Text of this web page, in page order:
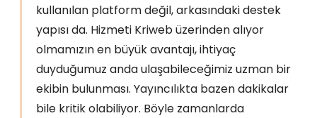
kullanılan platform değil, arkasındaki destek
yapısı da. Hizmeti Kriweb üzerinden alıyor
olmamızın en büyük avantajı, ihtiyaç
duyduğumuz anda ulaşabileceğimiz uzman bir
ekibin bulunması. Yayıncılıkta bazen dakikalar
bile kritik olabiliyor. Böyle zamanlarda